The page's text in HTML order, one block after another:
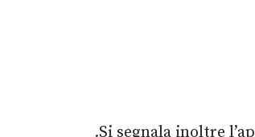
.Si segnala inoltre